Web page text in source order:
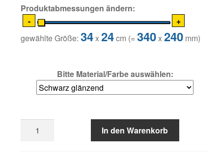
Produktabmessungen ändern:
-
+
gewählte Größe:34x24cm (=340x240 mm)
Bitte Material/Farbe auswählen:
Aufkleber
In den Warenkorb